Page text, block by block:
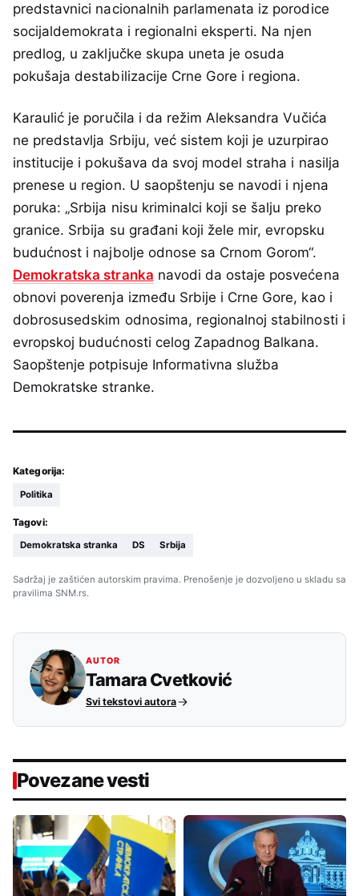
predstavnici nacionalnih parlamenata iz porodice
socijaldemokrata i regionalni eksperti. Na njen
predlog, u zaključke skupa uneta je osuda
pokušaja destabilizacije Crne Gore i regiona.
Karaulić je poručila i da režim Aleksandra Vučića
ne predstavlja Srbiju, već sistem koji je uzurpirao
institucije i pokušava da svoj model straha i nasilja
prenese u region. U saopštenju se navodi i njena
poruka: „Srbija nisu kriminalci koji se šalju preko
granice. Srbija su građani koji žele mir, evropsku
budućnost i najbolje odnose sa Crnom Gorom“.
Demokratska stranka navodi da ostaje posvećena
obnovi poverenja između Srbije i Crne Gore, kao i
dobrosusedskim odnosima, regionalnoj stabilnosti i
evropskoj budućnosti celog Zapadnog Balkana.
Saopštenje potpisuje Informativna služba
Demokratske stranke.
Kategorija:
Politika
Tagovi:
Demokratska stranka DS Srbija
Sadržaj je zaštićen autorskim pravima. Prenošenje je dozvoljeno u skladu sa
pravilima SNM.rs.
AUTOR
Tamara Cvetković
Svi tekstovi autora
Povezane vesti